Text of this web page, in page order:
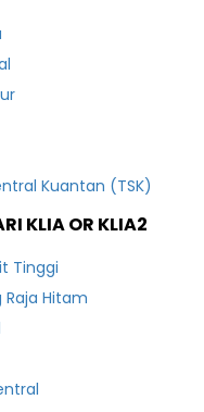
Kuantan (TSK)
KLIA OR KLIA2
Tinggi
Raja Hitam